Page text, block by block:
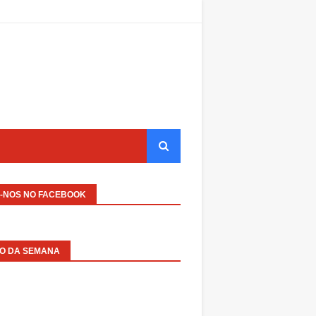
NOS NO FACEBOOK
DA SEMANA